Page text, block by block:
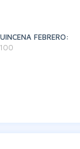
FEBRERO: